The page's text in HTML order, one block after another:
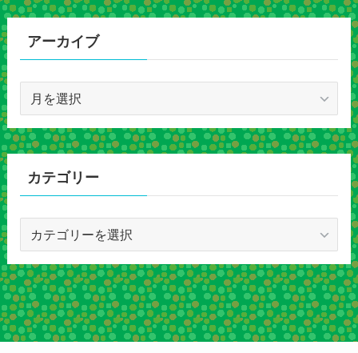
アーカイブ
カ
イ
カテゴリー
ゴ
リ
ー